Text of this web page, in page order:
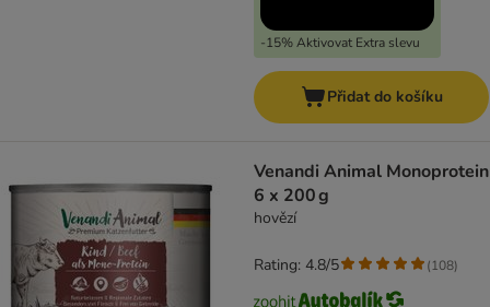
-15% Aktivovat Extra slevu
Přidat do košíku
Venandi Animal Monoprotein
6 x 200 g
hovězí
Rating: 4.8/5 (108)